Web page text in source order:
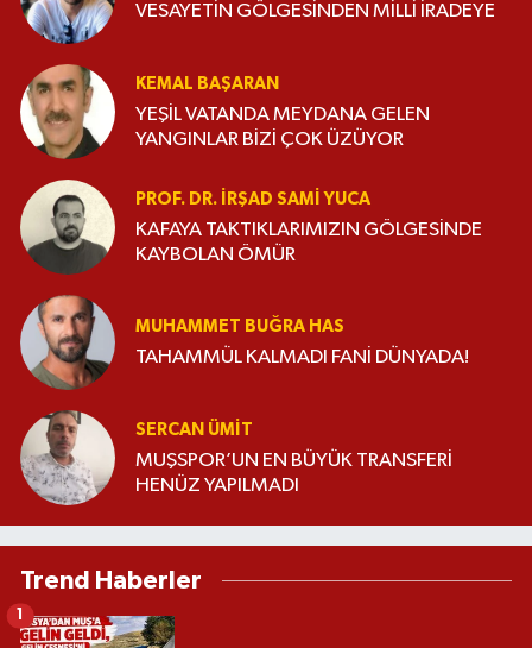
VESAYETİN GÖLGESİNDEN MİLLİ İRADEYE
KEMAL BAŞARAN
YEŞİL VATANDA MEYDANA GELEN
YANGINLAR BİZİ ÇOK ÜZÜYOR
PROF. DR. İRŞAD SAMI YUCA
KAFAYA TAKTIKLARIMIZIN GÖLGESİNDE
KAYBOLAN ÖMÜR
MUHAMMET BUĞRA HAS
TAHAMMÜL KALMADI FANİ DÜNYADA!
SERCAN ÜMIT
MUŞSPOR’UN EN BÜYÜK TRANSFERİ
HENÜZ YAPILMADI
Trend Haberler
1